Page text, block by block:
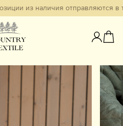
из наличия отправляются в
Избранное